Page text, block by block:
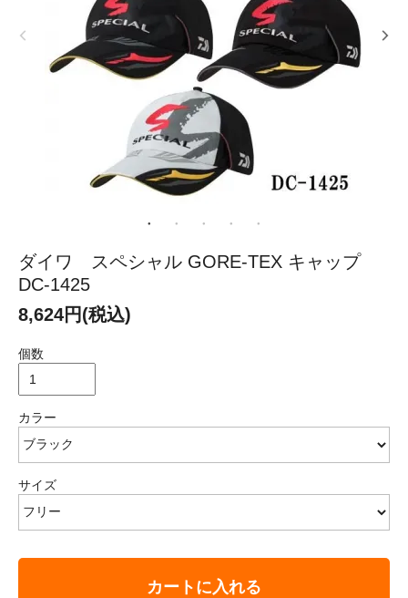
ダイワ スペシャル GORE-TEX キャップ
DC-1425
8,624円(税込)
個数
カラー
サイズ
カートに入れる